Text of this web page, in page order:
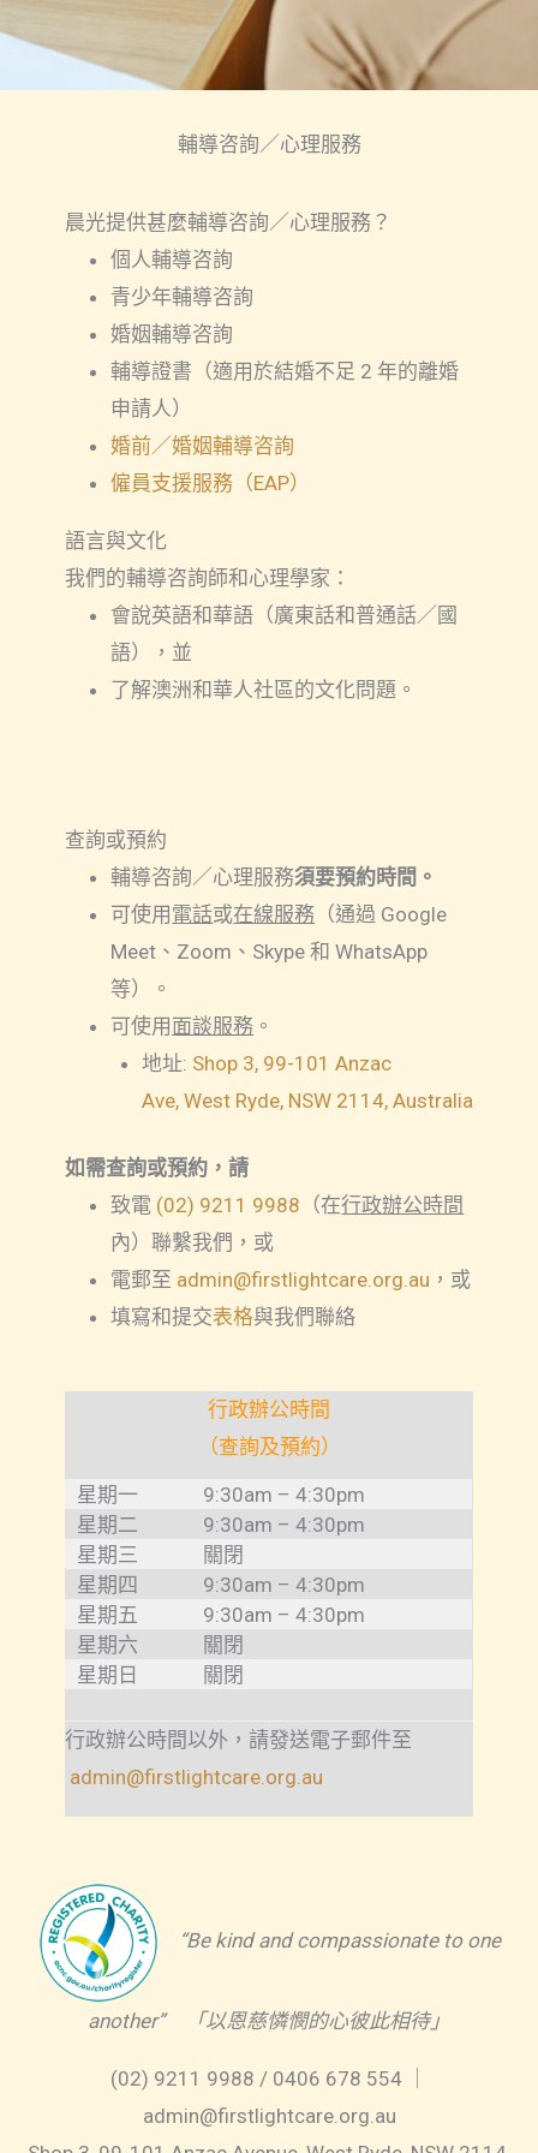
輔導咨詢／心理服務
晨光提供甚麼輔導咨詢／心理服務？
個人輔導咨詢
青少年輔導咨詢
婚姻輔導咨詢
輔導證書（適用於結婚不足 2 年的離婚
申請人）
婚前／婚姻輔導咨詢
僱員支援服務（EAP）
語言與文化
我們的輔導咨詢師和心理學家：
會說英語和華語（廣東話和普通話／國
語），並
了解澳洲和華人社區的文化問題。
查詢或預約
輔導咨詢／心理服務須要預約時間。
可使用電話或在線服務 （通過 Google
Meet、Zoom、Skype 和 WhatsApp
等）。
可使用面談服務 。
地址: Shop 3, 99-101 Anzac
Ave, West Ryde, NSW 2114, Australia
如需查詢或預約，請
致電 (02) 9211 9988 （在行政辦公時間
內）聯繫我們，或
電郵至 admin@firstlightcare.org.au ，或
填寫和提交表格與我們聯絡
行政辦公時間
（查詢及預約）
星期一
9:30am – 4:30pm
星期二
9:30am – 4:30pm
星期三
關閉
星期四
9:30am – 4:30pm
星期五
9:30am – 4:30pm
星期六
關閉
星期日
關閉
行政辦公時間以外，請發送電子郵件至
admin@firstlightcare.org.au
“Be kind and compassionate to one
another” 「以恩慈憐憫的心彼此相待」
(02) 9211 9988 / 0406 678 554 ｜
admin@firstlightcare.org.au